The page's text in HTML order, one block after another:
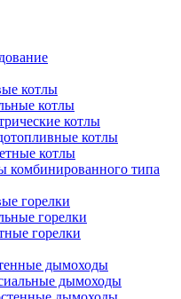
котлы
котлы
котлы
котлы
котлы
комбинированного типа
горелки
горелки
горелки
дымоходы
дымоходы